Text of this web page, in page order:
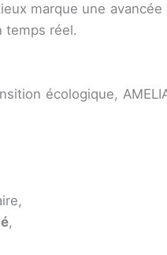
marque une
temps réel.
écologique,
,